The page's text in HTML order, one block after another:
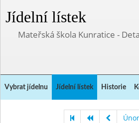
Jídelní lístek
Mateřská škola Kunratice -
Vybrat jídelnu Jídelní lístek Historie